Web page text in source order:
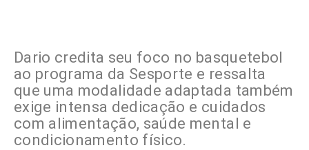
Dario credita seu foco no basquetebol
ao programa da Sesporte e ressalta
que uma modalidade adaptada também
exige intensa dedicação e cuidados
com alimentação, saúde mental e
condicionamento físico.